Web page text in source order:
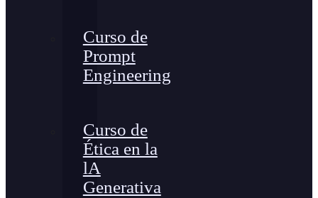
Curso de
Prompt
Engineering
Curso de
Ética en la
lA
Generativa